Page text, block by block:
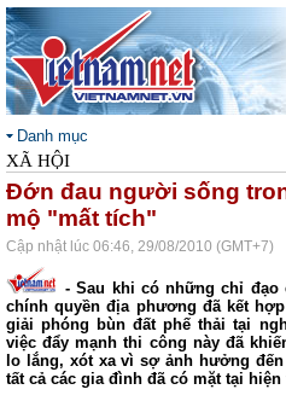
Danh mục
XÃ HỘI
Đớn đau người sống
mộ "mất tích"
Cập nhật lúc 06:46, 29/08/2010 (GMT+7)
- Sau khi có những chỉ đạo
chính quyền địa phương đã kết
giải phóng bùn đất phế thải tại
việc đẩy mạnh thi công này đã
lo lắng, xót xa vì sợ ảnh hưởng
tất cả các gia đình đã có mặt tại